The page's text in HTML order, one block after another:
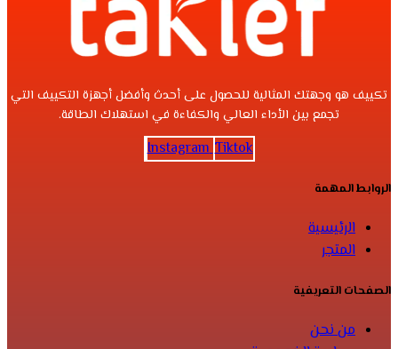
تكييف هو وجهتك المثالية للحصول على أحدث وأفضل أجهزة التكييف التي
تجمع بين الأداء العالي والكفاءة في استهلاك الطاقة.
Instagram Tiktok
الروابط المهمة
الرئيسية
المتجر
الصفحات التعريفية
من نحن